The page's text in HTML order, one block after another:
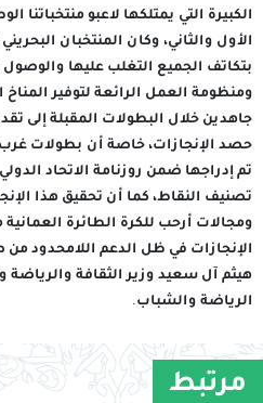
الكبيرة التي يمتلكها لاعبو منتخباتنا
الأول والثاني، وكان المنتخبان
بتكاتف الجميع التغلب عليها والوصول
ومنظومة العمل الرائعة لتوفير
جاهدين خلال البطولات المقبلة إلى
حصد الإنجازات، خاصة أن بطولات
تم إدراجها ضمن روزنامة الاتحاد
تصنيف النقاط، كما أن تحقيق هذا
ومجالات أرحب للكرة الطائرة
الإنجازات في ظل الدعم اللامحدود
هيثم آل سعيد وزير الثقافة والرياضة
الرياضة والشباب.
مرتبط